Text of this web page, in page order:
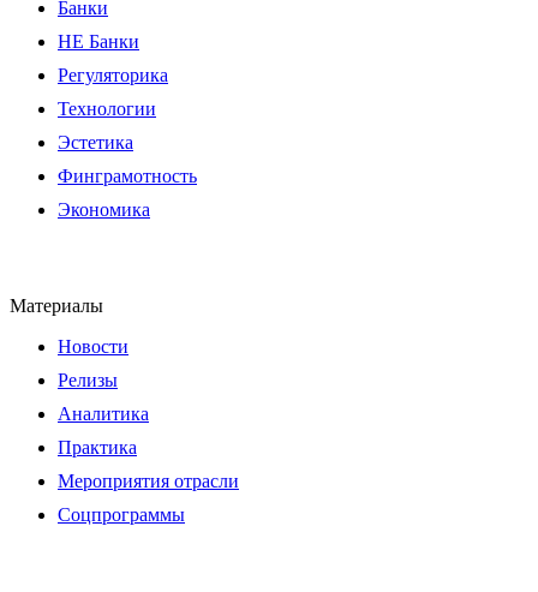
Банки
НЕ Банки
Регуляторика
Технологии
Эстетика
Финграмотность
Экономика
Материалы
Новости
Релизы
Аналитика
Практика
Мероприятия отрасли
Соцпрограммы